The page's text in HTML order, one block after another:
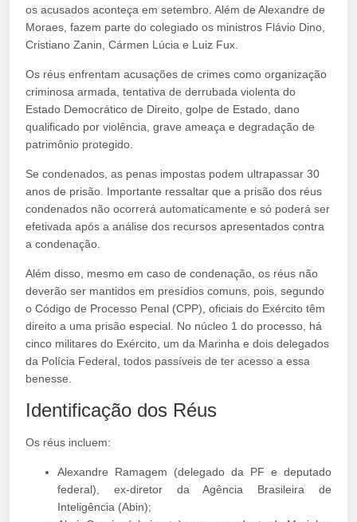
os acusados aconteça em setembro. Além de Alexandre de
Moraes, fazem parte do colegiado os ministros Flávio Dino,
Cristiano Zanin, Cármen Lúcia e Luiz Fux.
Os réus enfrentam acusações de crimes como organização
criminosa armada, tentativa de derrubada violenta do
Estado Democrático de Direito, golpe de Estado, dano
qualificado por violência, grave ameaça e degradação de
patrimônio protegido.
Se condenados, as penas impostas podem ultrapassar 30
anos de prisão. Importante ressaltar que a prisão dos réus
condenados não ocorrerá automaticamente e só poderá ser
efetivada após a análise dos recursos apresentados contra
a condenação.
Além disso, mesmo em caso de condenação, os réus não
deverão ser mantidos em presídios comuns, pois, segundo
o Código de Processo Penal (CPP), oficiais do Exército têm
direito a uma prisão especial. No núcleo 1 do processo, há
cinco militares do Exército, um da Marinha e dois delegados
da Polícia Federal, todos passíveis de ter acesso a essa
benesse.
Identificação dos Réus
Os réus incluem:
Alexandre Ramagem (delegado da PF e deputado
federal), ex-diretor da Agência Brasileira de
Inteligência (Abin);